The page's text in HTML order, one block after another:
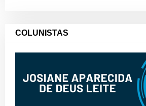
COLUNISTAS